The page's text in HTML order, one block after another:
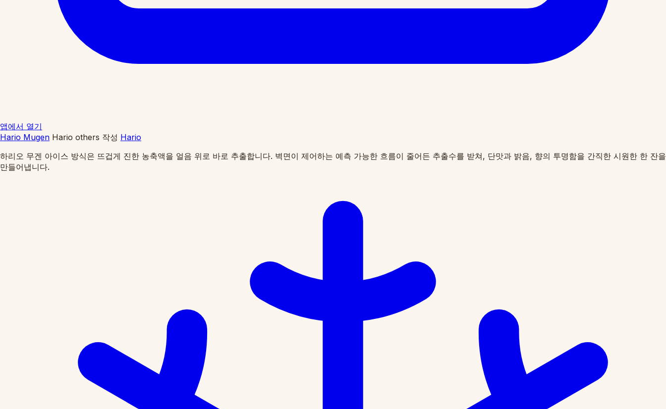
앱에서 열기
Hario Mugen Hario others 작성 Hario
하리오 무겐 아이스 방식은 뜨겁게 진한 농축액을 얼음 위로 바로 추출합니다. 벽면이 제어하는 예측 가능한 흐름이 줄어든 추출수를 받쳐, 단맛과 밝음, 향의 투명함을 간직한 시원한 한 잔을
만들어냅니다.